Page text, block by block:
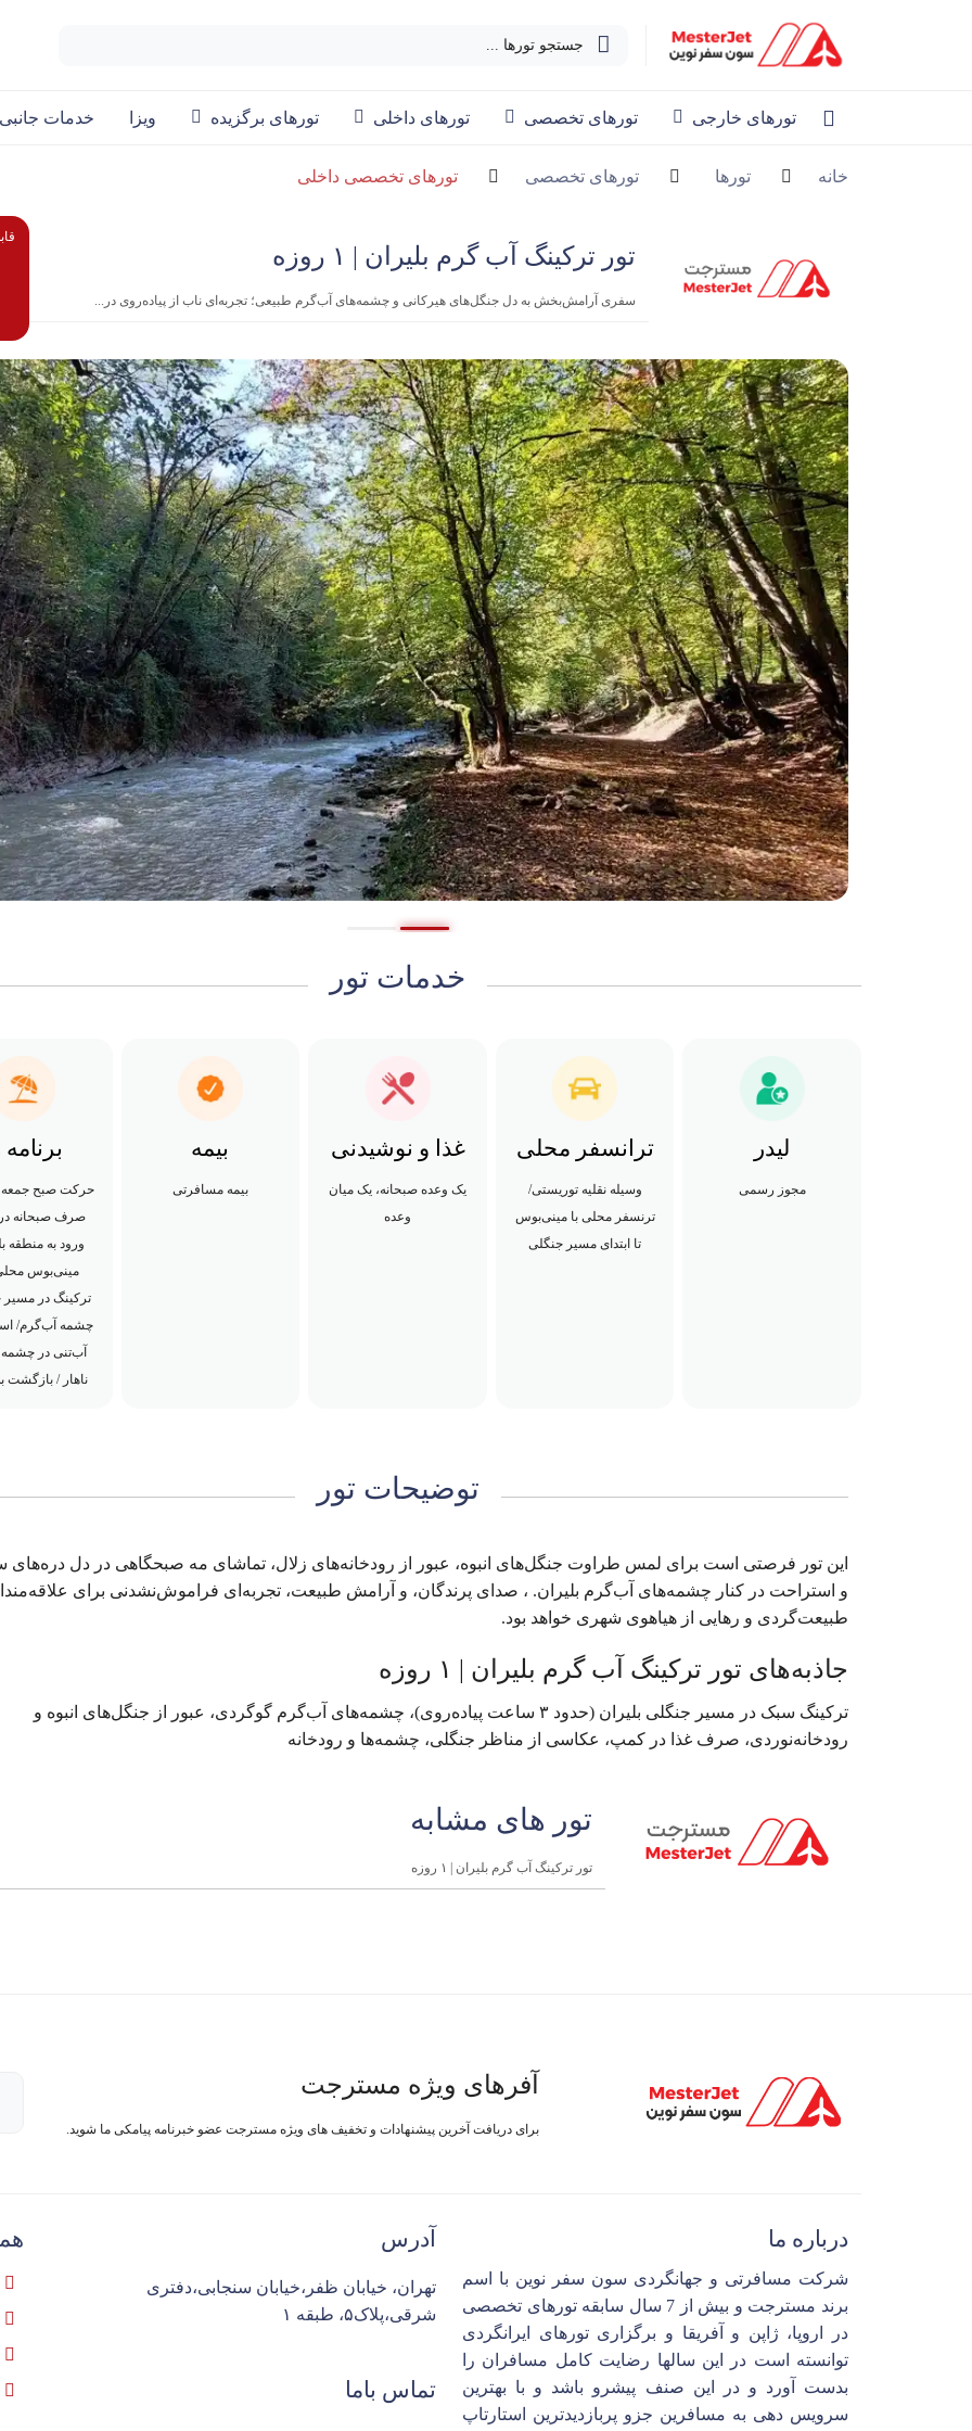
جستجو تورها ...
تورهای خارجی تورهای تخصصی تورهای داخلی تورهای برگزیده ویزا خدمات
خانه تورها تورهای تخصصی تورهای تخصصی داخلی
تور ترکینگ آب‌ گرم بلیران | ۱ روزه
سفری آرامش‌بخش به دل جنگل‌های هیرکانی و چشمه‌های آب‌گرم طبیعی؛ تجربه‌ای ناب از پیاده‌روی در...
خدمات تور
لیدر
مجوز رسمی
ترانسفر محلی
وسیله نقلیه توریستی/
ترنسفر محلی با مینی‌بوس
تا ابتدای مسیر جنگلی
غذا و نوشیدنی
یک وعده صبحانه، یک میان
وعده
بیمه
بیمه مسافرتی
برنامه
حرکت صبح جمعه
صرف صبحانه
ورود به منطقه
مینی‌بوس
ترکینگ در مسیر
چشمه آب‌گرم/
آب‌تنی در
ناهار / بازگشت
توضیحات تور
این تور فرصتی است برای لمس طراوت جنگل‌های انبوه، عبور از رودخانه‌های زلال، تماشای مه صبحگاهی در دل دره‌های
و استراحت در کنار چشمه‌های آب‌گرم بلیران. ، صدای پرندگان، و آرامش طبیعت، تجربه‌ای فراموش‌نشدنی برای
طبیعت‌گردی و رهایی از هیاهوی شهری خواهد بود.
جاذبه‌های تور ترکینگ آب‌ گرم بلیران | ۱ روزه
ترکینگ سبک در مسیر جنگلی بلیران (حدود ۳ ساعت پیاده‌روی)، چشمه‌های آب‌گرم گوگردی، عبور از جنگل‌های انبوه و
رودخانه‌نوردی، صرف غذا در کمپ، عکاسی از مناظر جنگلی، چشمه‌ها و رودخانه
تور های مشابه
تور ترکینگ آب‌ گرم بلیران | ۱ روزه
آفرهای ویژه مسترجت
برای دریافت آخرین پیشنهادات و تخفیف های ویژه مسترجت عضو خبرنامه پیامکی ما شوید.
درباره ما
شرکت مسافرتی و جهانگردی سون سفر نوین با اسم
برند مسترجت و بیش از 7 سال سابقه تورهای تخصصی
در اروپا، ژاپن و آفریقا و برگزاری تورهای ایرانگردی
توانسته است در این سالها رضایت کامل مسافران را
بدست آورد و در این صنف پیشرو باشد و با بهترین
سرویس دهی به مسافرین جزو پربازدیدترین استارتاپ
آدرس
تهران، خیابان ظفر،خیابان سنجابی،دفتری
شرقی،پلاک۵، طبقه ۱
تماس باما